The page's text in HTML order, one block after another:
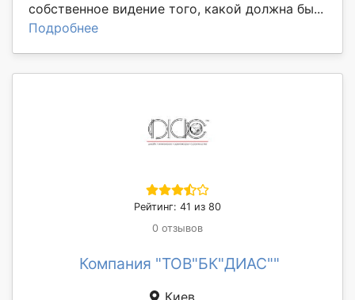
собственное видение того, какой должна бы...
Подробнее
Рейтинг: 41 из 80
0 отзывов
Компания "ТОВ"БК"ДИАС""